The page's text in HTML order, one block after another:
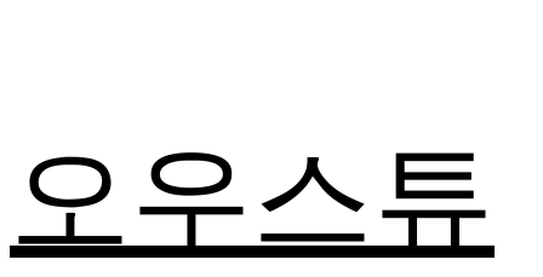
오우스튜